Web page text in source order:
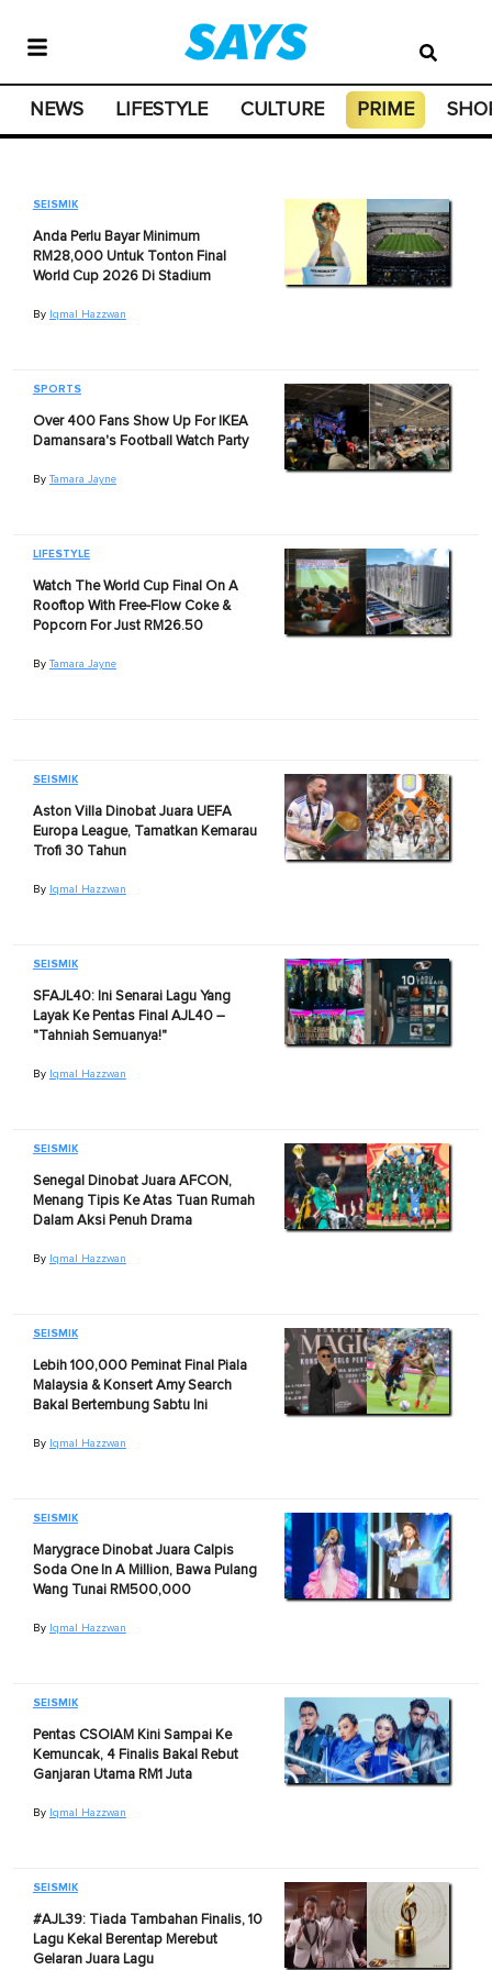
NEWS LIFESTYLE CULTURE PRIME
SEISMIK
Anda Perlu Bayar Minimum
RM28,000 Untuk Tonton Final
World Cup 2026 Di Stadium
By Iqmal Hazzwan
SPORTS
Over 400 Fans Show Up For IKEA
Damansara's Football Watch Party
By Tamara Jayne
LIFESTYLE
Watch The World Cup Final On A
Rooftop With Free-Flow Coke &
Popcorn For Just RM26.50
By Tamara Jayne
SEISMIK
Aston Villa Dinobat Juara UEFA
Europa League, Tamatkan Kemarau
Trofi 30 Tahun
By Iqmal Hazzwan
SEISMIK
SFAJL40: Ini Senarai Lagu Yang
Layak Ke Pentas Final AJL40 –
"Tahniah Semuanya!"
By Iqmal Hazzwan
SEISMIK
Senegal Dinobat Juara AFCON,
Menang Tipis Ke Atas Tuan Rumah
Dalam Aksi Penuh Drama
By Iqmal Hazzwan
SEISMIK
Lebih 100,000 Peminat Final Piala
Malaysia & Konsert Amy Search
Bakal Bertembung Sabtu Ini
By Iqmal Hazzwan
SEISMIK
Marygrace Dinobat Juara Calpis
Soda One In A Million, Bawa Pulang
Wang Tunai RM500,000
By Iqmal Hazzwan
SEISMIK
Pentas CSOIAM Kini Sampai Ke
Kemuncak, 4 Finalis Bakal Rebut
Ganjaran Utama RM1 Juta
By Iqmal Hazzwan
SEISMIK
#AJL39: Tiada Tambahan Finalis, 10
Lagu Kekal Berentap Merebut
Gelaran Juara Lagu